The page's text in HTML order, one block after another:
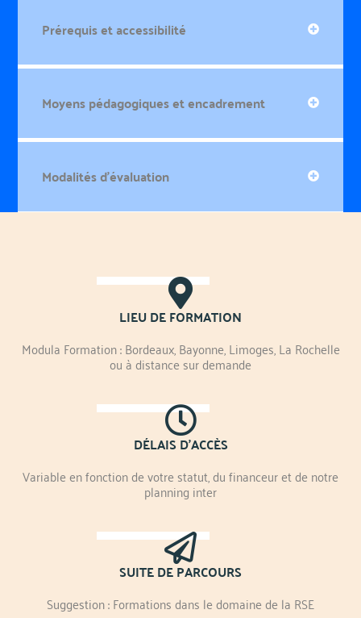
Prérequis et accessibilité
Moyens pédagogiques et encadrement
Modalités d'évaluation
LIEU DE FORMATION
Modula Formation : Bordeaux, Bayonne, Limoges, La Rochelle
ou à distance sur demande
DÉLAIS D'ACCÈS
Variable en fonction de votre statut, du financeur et de notre
planning inter
SUITE DE PARCOURS
Suggestion : Formations dans le domaine de la RSE